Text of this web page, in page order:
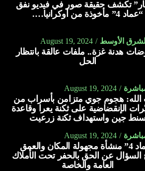
تكشف حقيقة صور في فيديو نفق
“عماد 4” مأخوذة من أوكرانيا….
الأوسط August 19, 2024
هدنة غزة.. ملفات عالقة بانتظار
الحل
August 19, 2024
هجوم جوي متزامن بأسراب من
الإنقضاضية على ثكنة يعرا وقاعدة
جين واستهداف ثكنة زرعيت
August 19, 2024
“عماد 4” منشأة مجهولة المكان والعمق
عن الحق بالحفر تحت الأملاك
العامة والخاصة